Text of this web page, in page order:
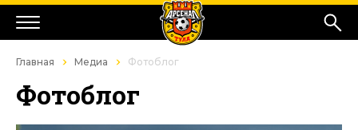
Главная Медиа Фотоблог
Фотоблог